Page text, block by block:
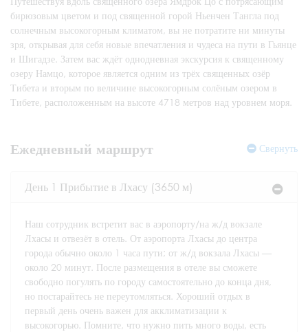
бирюзовым цветом и под священной горой Ньенчен Тангла под
солнечным высокогорным климатом, вы не потратите ни минуты
зря, открывая для себя новые впечатления и чудеса на пути в Гьянце
и Шигадзе. Затем вас ждёт однодневная экскурсия к священному
озеру Намцо, которое является одним из трёх священных озёр
Тибета и вторым по величине высокогорным солёным озером в
Тибете, расположенным на высоте 4718 метров над уровнем моря.
Ежедневный маршрут Свернуть
День 1 Прибытие в Лхасу (3650 м)
Наш сотрудник встретит вас в аэропорту/на ж/д вокзале
Лхасы и отвезёт в отель. От аэропорта Лхасы до центра
города обычно около 1 часа пути; от ж/д вокзала Лхасы —
около 20 минут. После размещения в отеле вы сможете
свободно погулять по городу самостоятельно до конца дня,
но постарайтесь не переутомляться. Хороший отдых в
первый день очень важен для акклиматизации к
высокогорью. Помните, что нужно пить много воды, есть